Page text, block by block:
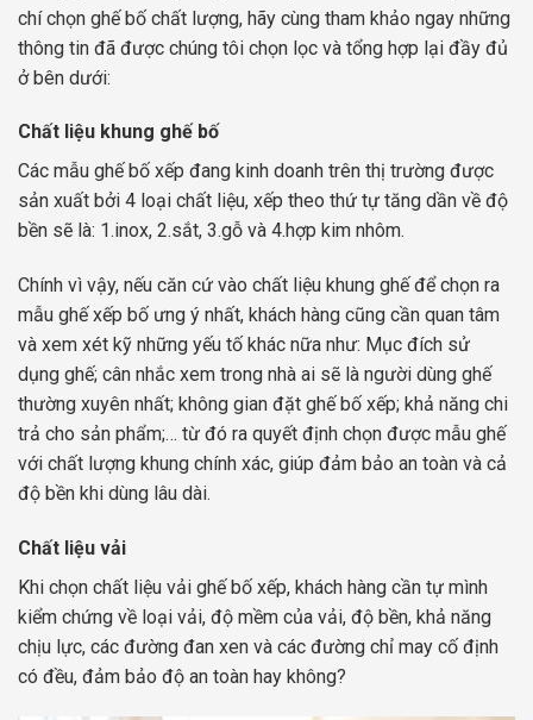
chí chọn ghế bố chất lượng, hãy cùng tham khảo ngay những
thông tin đã được chúng tôi chọn lọc và tổng hợp lại đầy đủ
ở bên dưới:
Chất liệu khung ghế bố
Các mẫu ghế bố xếp đang kinh doanh trên thị trường được
sản xuất bởi 4 loại chất liệu, xếp theo thứ tự tăng dần về độ
bền sẽ là: 1.inox, 2.sắt, 3.gỗ và 4.hợp kim nhôm.
Chính vì vậy, nếu căn cứ vào chất liệu khung ghế để chọn ra
mẫu ghế xếp bố ưng ý nhất, khách hàng cũng cần quan tâm
và xem xét kỹ những yếu tố khác nữa như: Mục đích sử
dụng ghế; cân nhắc xem trong nhà ai sẽ là người dùng ghế
thường xuyên nhất; không gian đặt ghế bố xếp; khả năng chi
trả cho sản phẩm;… từ đó ra quyết định chọn được mẫu ghế
với chất lượng khung chính xác, giúp đảm bảo an toàn và cả
độ bền khi dùng lâu dài.
Chất liệu vải
Khi chọn chất liệu vải ghế bố xếp, khách hàng cần tự mình
kiểm chứng về loại vải, độ mềm của vải, độ bền, khả năng
chịu lực, các đường đan xen và các đường chỉ may cố định
có đều, đảm bảo độ an toàn hay không?